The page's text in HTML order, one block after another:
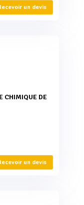
un devis
un devis